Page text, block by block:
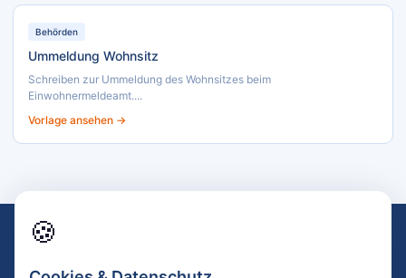
Behörden
Ummeldung Wohnsitz
Schreiben zur Ummeldung des Wohnsitzes beim
Einwohnermeldeamt....
Vorlage ansehen →
🍪